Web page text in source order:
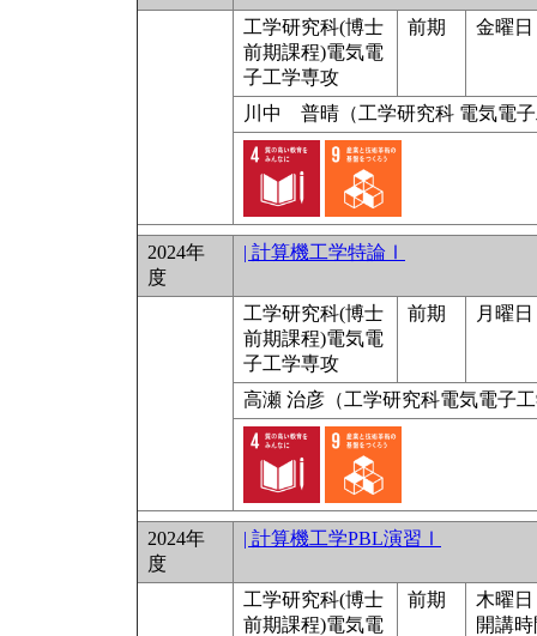
工学研究科(博士
前期課程)電気電
子工学専攻
前期 金曜日
川中 普晴（工学研究科 電気電
2024年
度
| 計算機工学特論Ⅰ
工学研究科(博士
前期課程)電気電
子工学専攻
前期 月曜
高瀬 治彦（工学研究科電気電子
2024年
度
| 計算機工学PBL演習Ⅰ
工学研究科(博士
前期課程)電気電
前期
木曜日
開講